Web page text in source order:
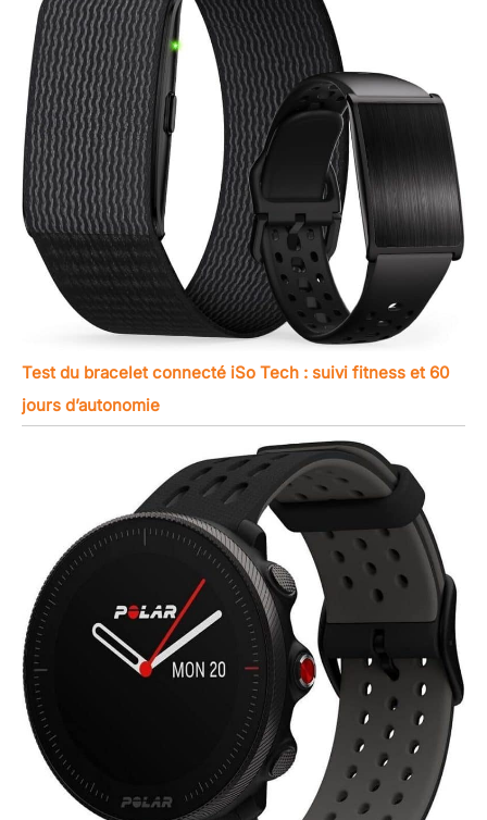
Test du bracelet connecté iSo Tech : suivi fitness et 60
jours d’autonomie